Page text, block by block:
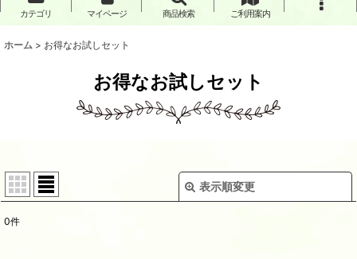
カテゴリ マイページ 商品検索 ご利用案内
ホーム > お得なお試しセット
お得なお試しセット
表示順変更
0件